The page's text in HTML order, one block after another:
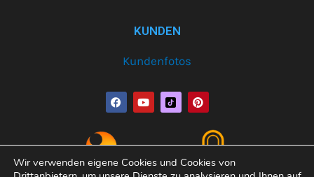
KUNDEN
Kundenfotos
F
a
c
b
o
o
k
Y
o
u
b
e
P
i
n
e
r
e
s
Wir verwenden eigene Cookies und Cookies von